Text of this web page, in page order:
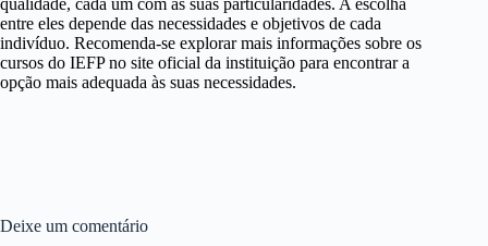
qualidade, cada um com as suas particularidades. A escolha
entre eles depende das necessidades e objetivos de cada
indivíduo. Recomenda-se explorar mais informações sobre os
cursos do IEFP no site oficial da instituição para encontrar a
opção mais adequada às suas necessidades.
Deixe um comentário